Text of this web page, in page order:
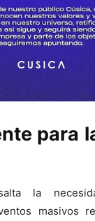
para
la
masivos